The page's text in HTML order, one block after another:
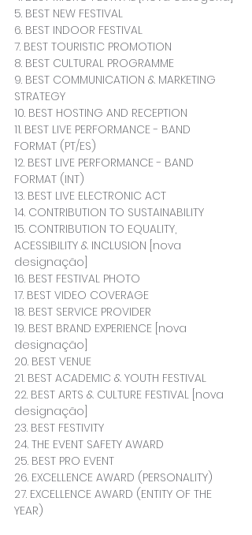
5. BEST NEW FESTIVAL
6. BEST INDOOR FESTIVAL
7. BEST TOURISTIC PROMOTION
8. BEST CULTURAL PROGRAMME
9. BEST COMMUNICATION & MARKETING
STRATEGY
10. BEST HOSTING AND RECEPTION
11. BEST LIVE PERFORMANCE - BAND
FORMAT (PT/ES)
12. BEST LIVE PERFORMANCE - BAND
FORMAT (INT)
13. BEST LIVE ELECTRONIC ACT
14. CONTRIBUTION TO SUSTAINABILITY
15. CONTRIBUTION TO EQUALITY,
ACESSIBILITY & INCLUSION [nova
designação]
16. BEST FESTIVAL PHOTO
17. BEST VIDEO COVERAGE
18. BEST SERVICE PROVIDER
19. BEST BRAND EXPERIENCE [nova
designação]
20. BEST VENUE
21. BEST ACADEMIC & YOUTH FESTIVAL
22. BEST ARTS & CULTURE FESTIVAL [nova
designação]
23. BEST FESTIVITY
24. THE EVENT SAFETY AWARD
25. BEST PRO EVENT
26. EXCELLENCE AWARD (PERSONALITY)
27. EXCELLENCE AWARD (ENTITY OF THE
YEAR)